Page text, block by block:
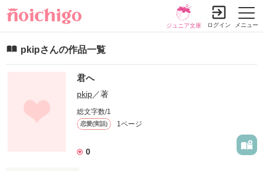
メニュー
ジュニア文庫 ログイン
pkipさんの作品一覧
君へ
pkip／著
総文字数/1
恋愛(実話) 1ページ
0